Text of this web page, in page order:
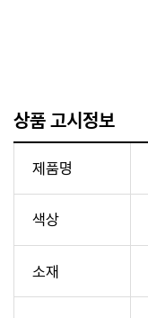
상품 고시정보
제품명
색상
소재